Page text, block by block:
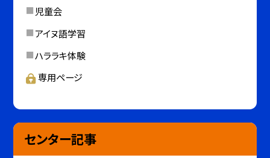
児童会
アイヌ語学習
ハララキ体験
専用ページ
センター記事